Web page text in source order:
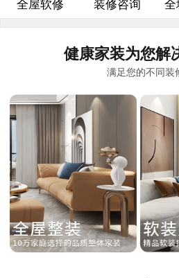
全屋软修 装修咨询 全
健康家装为您解
满足您的不同装